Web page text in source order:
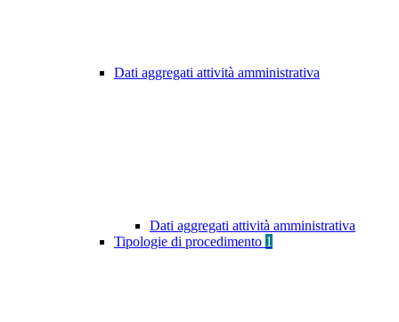
Dati aggregati attività amministrativa
Dati aggregati attività amministrativa
Tipologie di procedimento 1